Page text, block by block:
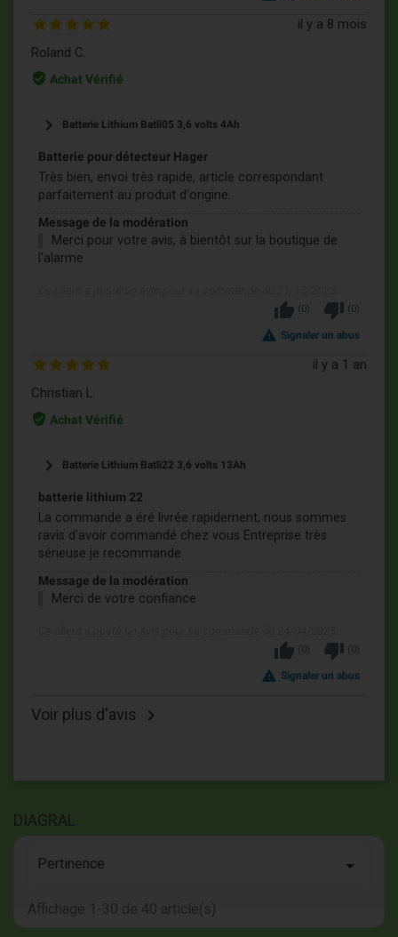
il y a 8 mois
Roland C.
verified_user Achat Vérifié
keyboard_arrow_right Batterie Lithium Batli05 3,6 volts 4Ah
Batterie pour détecteur Hager
Très bien, envoi très rapide, article correspondant
parfaitement au produit d'origine.
Message de la modération
Merci pour votre avis, à bientôt sur la boutique de
l'alarme
thumb_up ( 0) thumb_down ( 0)
report_problem Signaler un abus
il y a 1 an
Christian L.
verified_user Achat Vérifié
keyboard_arrow_right Batterie Lithium Batli22 3,6 volts 13Ah
batterie lithium 22
La commande a éré livrée rapidement, nous sommes
ravis d'avoir commandé chez vous Entreprise très
sérieuse je recommande
Message de la modération
Merci de votre confiance
thumb_up ( 0) thumb_down ( 0)
report_problem Signaler un abus
Voir plus d'avis 
DIAGRAL
Pertinence 
Affichage 1-30 de 40 article(s)